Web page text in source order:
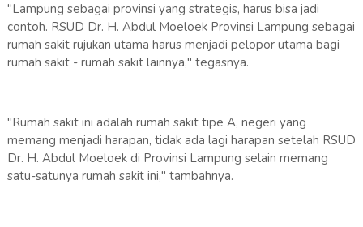
"Lampung sebagai provinsi yang strategis, harus bisa jadi
contoh. RSUD Dr. H. Abdul Moeloek Provinsi Lampung sebagai
rumah sakit rujukan utama harus menjadi pelopor utama bagi
rumah sakit - rumah sakit lainnya," tegasnya.
"Rumah sakit ini adalah rumah sakit tipe A, negeri yang
memang menjadi harapan, tidak ada lagi harapan setelah RSUD
Dr. H. Abdul Moeloek di Provinsi Lampung selain memang
satu-satunya rumah sakit ini," tambahnya.